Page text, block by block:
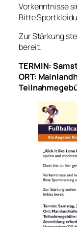
Vorkenntnisse
Bitte
Zur Stärkung
bereit.
TERMIN:
ORT: